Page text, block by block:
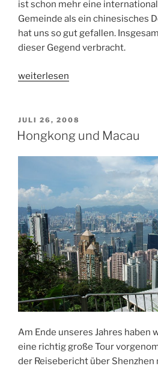
ist schon mehr eine
Gemeinde als ein chinesisches
hat uns so gut gefallen.
dieser Gegend verbracht.
„Natur
und
Yangshuo“
weiterlesen
VERÖFFENTLICHT
AM
JULI 26, 2008
Hongkong und Macau
Am Ende unseres Jahres haben
eine richtig große Tour
der Reisebericht über Shenzhen